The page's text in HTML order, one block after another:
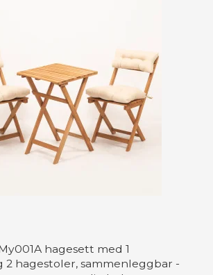
hagesett med 1
2 hagestoler, sammenleggbar -